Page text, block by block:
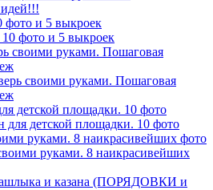
фото и 5 выкроек
своими руками. Пошаговая
детской площадки. 10 фото
руками. 8 наикрасивейших фото
и казана (ПОРЯДОВКИ и